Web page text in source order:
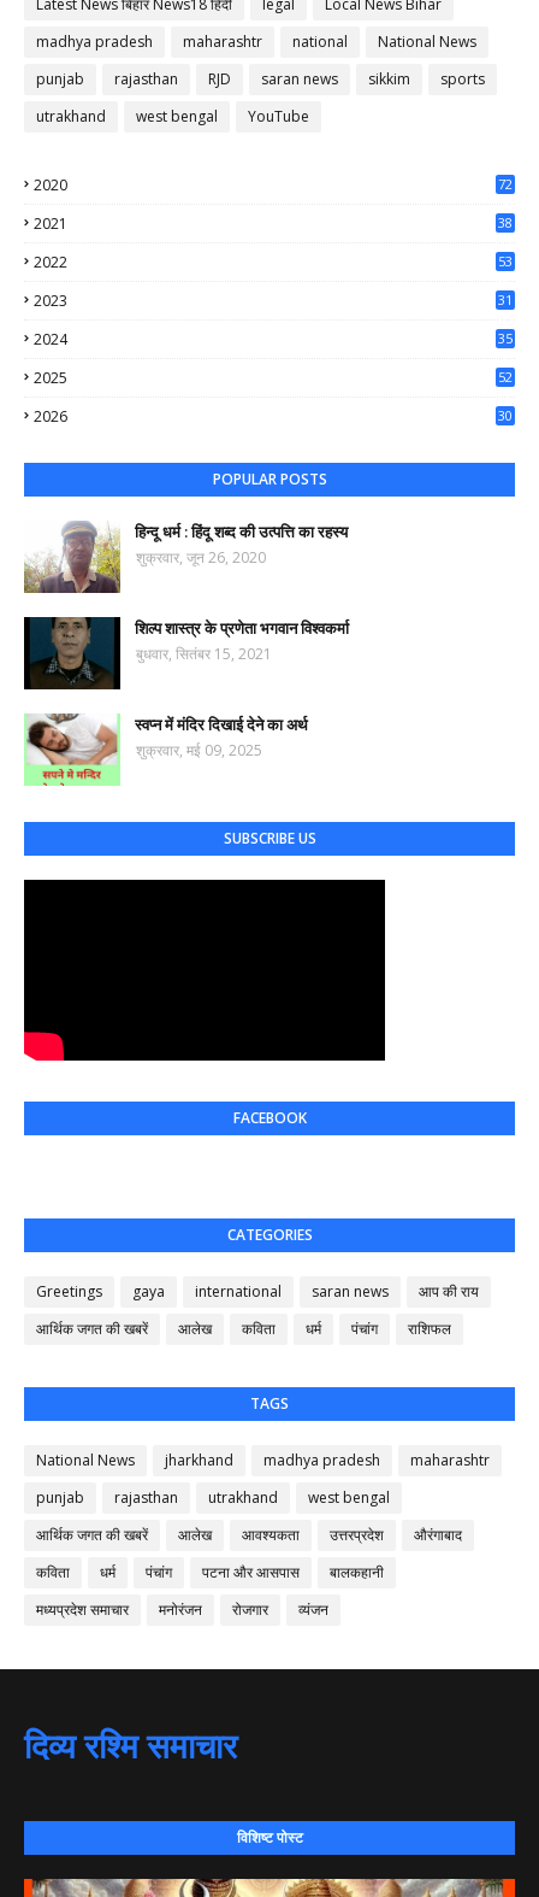
Latest News बिहार News18 हिंदी legal
Local News Bihar
madhya pradesh
maharashtr national
National News
punjab
rajasthan RJD saran news sikkim
sports
utrakhand
west bengal YouTube
2020
72
2021
38
2022
53
2023
31
2024
35
2025
52
2026
30
POPULAR POSTS
हिन्दू धर्म : हिंदू शब्द की उत्पत्ति का रहस्य
शुक्रवार, जून 26, 2020
शिल्प शास्त्र के प्रणेता भगवान विश्वकर्मा
बुधवार, सितंबर 15, 2021
स्वप्न में मंदिर दिखाई देने का अर्थ
शुक्रवार, मई 09, 2025
SUBSCRIBE US
FACEBOOK
CATEGORIES
Greetings gaya international saran news
आप की राय
आर्थिक जगत की खबरें
आलेख कविता धर्म पंचांग राशिफल
TAGS
National News jharkhand madhya pradesh
maharashtr
punjab
rajasthan utrakhand
west bengal
आर्थिक जगत की खबरें
आलेख आवश्यकता उत्तरप्रदेश
औरंगाबाद
कविता
धर्म पंचांग पटना और आसपास
बालकहानी
मध्यप्रदेश समाचार
मनोरंजन रोजगार व्यंजन
दिव्य रश्मि समाचार
विशिष्ट पोस्ट